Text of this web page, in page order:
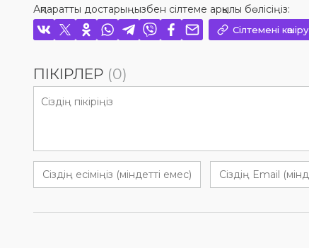
Ақпаратты достарыңызбен сілтеме арқылы бөлісіңіз:
Сілтемені көшіру
ПІКІРЛЕР (0)